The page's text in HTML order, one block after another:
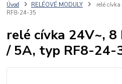
Úvod RELÉOVÉ MODULY
relé
RF8-24-35
relé cívka 24V~,
/ 5A, typ RF8-24-